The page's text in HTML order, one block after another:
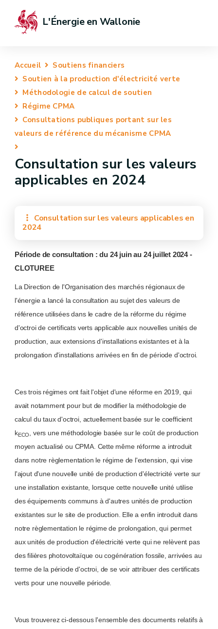
L'Énergie en Wallonie
Accueil
Soutiens financiers
Soutien à la production d'électricité verte
Méthodologie de calcul de soutien
Régime CPMA
Consultations publiques portant sur les
valeurs de référence du mécanisme CPMA
Consultation sur les valeurs
applicables en 2024
Consultation sur les valeurs applicables en
2024
Période de consultation : du 24 juin au 24 juillet 2024 -
CLOTUREE
La Direction de l'Organisation des marchés régionaux de
l'énergie a lancé la consultation au sujet des valeurs de
référence utilisées dans le cadre de la réforme du régime
d'octroi de certificats verts applicable aux nouvelles unités de
production, aux extensions d'installations existantes et à la
prolongation d'installations arrivées en fin de période d'octroi.
Ces trois régimes ont fait l'objet d'une réforme en 2019, qui
avait notamment pour but de modifier la méthodologie de
calcul du taux d'octroi, actuellement basée sur le coefficient
kECO
, vers une méthodologie basée sur le coût de production
moyen actualisé ou CPMA. Cette même réforme a introduit
dans notre règlementation le régime de l'extension, qui vise
l'ajout d'une nouvelle unité de production d'électricité verte sur
une installation existante, lorsque cette nouvelle unité utilise
des équipements communs à d'autres unités de production
existantes sur le site de production. Elle a enfin introduit dans
notre règlementation le régime de prolongation, qui permet
aux unités de production d'électricité verte qui ne relèvent pas
des filières photovoltaïque ou cogénération fossile, arrivées au
terme de la période d'octroi, de se voir attribuer des certificats
verts pour une nouvelle période.
Vous trouverez ci-dessous l'ensemble des documents relatifs à